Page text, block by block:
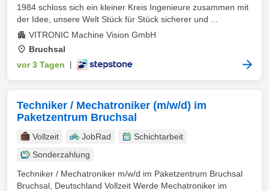
1984 schloss sich ein kleiner Kreis Ingenieure zusammen mit
der Idee, unsere Welt Stück für Stück sicherer und ...
VITRONIC Machine Vision GmbH
Bruchsal
vor 3 Tagen
Techniker / Mechatroniker (m/w/d) im
Paketzentrum Bruchsal
Vollzeit JobRad
Schichtarbeit
Sonderzahlung
Techniker / Mechatroniker m/w/d im Paketzentrum Bruchsal
Bruchsal, Deutschland Vollzeit Werde Mechatroniker im